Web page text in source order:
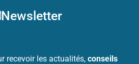
Newsletter
recevoir les actualités, conseils